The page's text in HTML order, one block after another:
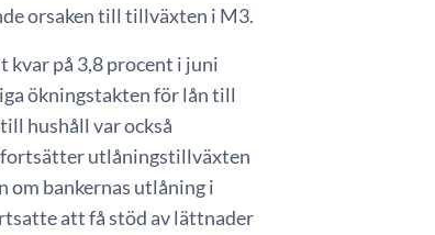
orsaken till tillväxten i M3.
på 3,8 procent i juni
ökningstakten för lån till
hushåll var också
fortsätter utlåningstillväxten
om bankernas utlåning i
att få stöd av lättnader